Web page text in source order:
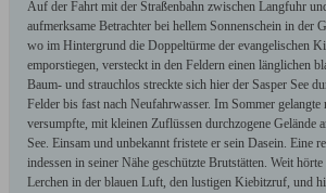
Auf der Fahrt mit der Straßenbahn zwischen Langfuhr
aufmerksame Betrachter bei hellem Sonnenschein in der
wo im Hintergrund die Doppeltürme der evangelischen
emporstiegen, versteckt in den Feldern einen länglichen
Baum- und strauchlos streckte sich hier der Sasper See
Felder bis fast nach Neufahrwasser. Im Sommer gelangte
versumpfte, mit kleinen Zuflüssen durchzogene Gelände
See. Einsam und unbekannt fristete er sein Dasein. Eine
indessen in seiner Nähe geschützte Brutstätten. Weit
Lerchen in der blauen Luft, den lustigen Kiebitzruf, und